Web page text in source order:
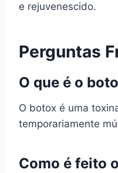
e rejuvenescido.
Perguntas
O que é o
O botox é uma
temporariamente
Como é feito